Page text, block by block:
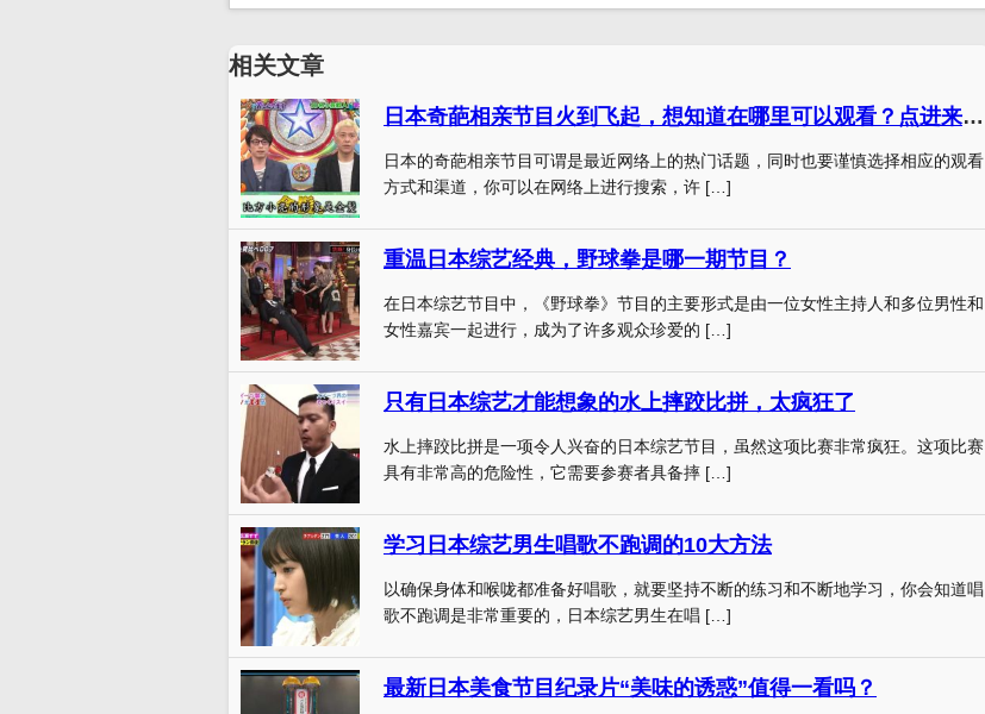
相关文章
日本奇葩相亲节目火到飞起，想知道在哪里可以观看？点进来看看
日本的奇葩相亲节目可谓是最近网络上的热门话题，同时也要谨慎选择相应的观看
方式和渠道，你可以在网络上进行搜索，许 […]
重温日本综艺经典，野球拳是哪一期节目？
在日本综艺节目中，《野球拳》节目的主要形式是由一位女性主持人和多位男性和
女性嘉宾一起进行，成为了许多观众珍爱的 […]
只有日本综艺才能想象的水上摔跤比拼，太疯狂了
水上摔跤比拼是一项令人兴奋的日本综艺节目，虽然这项比赛非常疯狂。这项比赛
具有非常高的危险性，它需要参赛者具备摔 […]
学习日本综艺男生唱歌不跑调的10大方法
以确保身体和喉咙都准备好唱歌，就要坚持不断的练习和不断地学习，你会知道唱
歌不跑调是非常重要的，日本综艺男生在唱 […]
最新日本美食节目纪录片“美味的诱惑”值得一看吗？